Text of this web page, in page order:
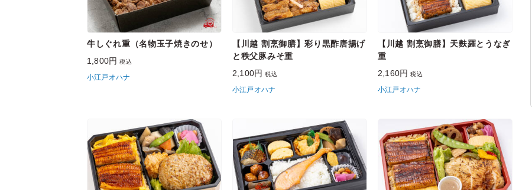
牛しぐれ重（名物玉子焼きのせ）
1,800円税込
小江戸オハナ
【川越 割烹御膳】彩り黒酢唐揚げ
と秩父豚みそ重
2,100円税込
小江戸オハナ
【川越 割烹御膳】天麩羅とうなぎ
重
2,160円税込
小江戸オハナ